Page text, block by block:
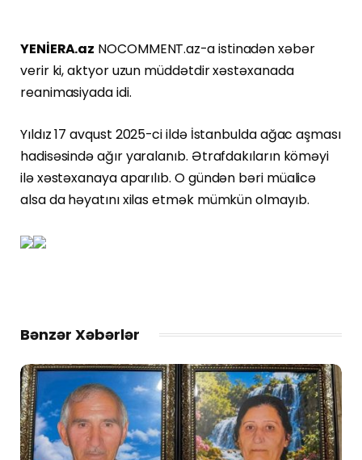
YENİERA.az NOCOMMENT.az-a istinadən xəbər
verir ki, aktyor uzun müddətdir xəstəxanada
reanimasiyada idi.
Yıldız 17 avqust 2025-ci ildə İstanbulda ağac aşması
hadisəsində ağır yaralanıb. Ətrafdakıların köməyi
ilə xəstəxanaya aparılıb. O gündən bəri müalicə
alsa da həyatını xilas etmək mümkün olmayıb.
Bənzər Xəbərlər